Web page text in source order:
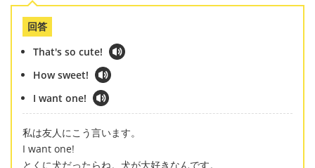
回答
That's so cute!
How sweet!
I want one!
私は友人にこう言います。
I want one!
とくに犬だったらね。犬が大好きなんです。